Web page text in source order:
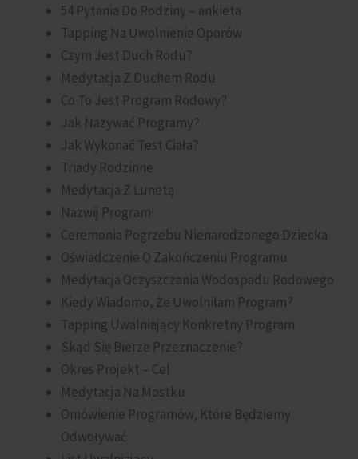
54 Pytania Do Rodziny – ankieta
Tapping Na Uwolnienie Oporów
Czym Jest Duch Rodu?
Medytacja Z Duchem Rodu
Co To Jest Program Rodowy?
Jak Nazywać Programy?
Jak Wykonać Test Ciała?
Triady Rodzinne
Medytacja Z Lunetą
Nazwij Program!
Ceremonia Pogrzebu Nienarodzonego Dziecka
Oświadczenie O Zakończeniu Programu
Medytacja Oczyszczania Wodospadu Rodowego
Kiedy Wiadomo, Że Uwolniłam Program?
Tapping Uwalniający Konkretny Program
Skąd Się Bierze Przeznaczenie?
Okres Projekt – Cel
Medytacja Na Mostku
Omówienie Programów, Które Będziemy
Odwoływać